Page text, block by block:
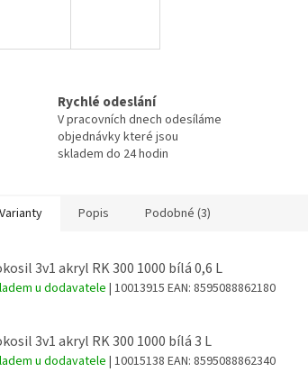
Rychlé odeslání
V pracovních dnech odesíláme
objednávky které jsou
skladem do 24 hodin
Varianty Popis Podobné (3)
3v1 akryl RK 300 1000 bílá 0,6 L
u dodavatele| 10013915 EAN: 8595088862180
3v1 akryl RK 300 1000 bílá 3 L
u dodavatele| 10015138 EAN: 8595088862340